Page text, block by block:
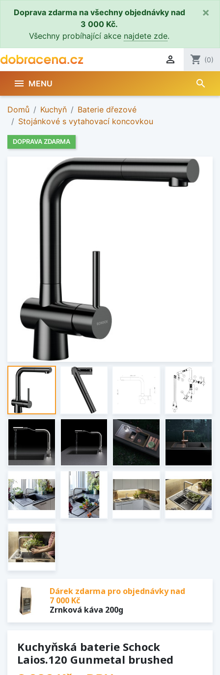
Doprava zdarma na všechny objednávky nad
3 000 Kč.
Všechny probíhající akce najdete zde.
×
 shopping_cart (0)
 MENU search
Domů Kuchyň
Baterie dřezové
Stojánkové s vytahovací koncovkou
DOPRAVA ZDARMA
Dárek zdarma pro objednávky nad
7 000 Kč
Zrnková káva 200g
Kuchyňská baterie Schock
Laios.120 Gunmetal brushed